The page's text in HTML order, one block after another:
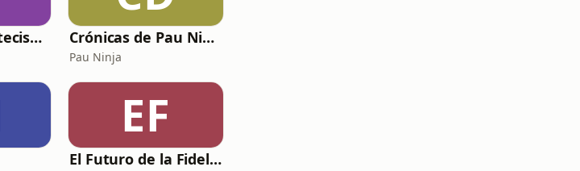
En torno al Catecismo Crónicas de Pau Ninja
Pau Ninja
EF
El Futuro de la Fidelización